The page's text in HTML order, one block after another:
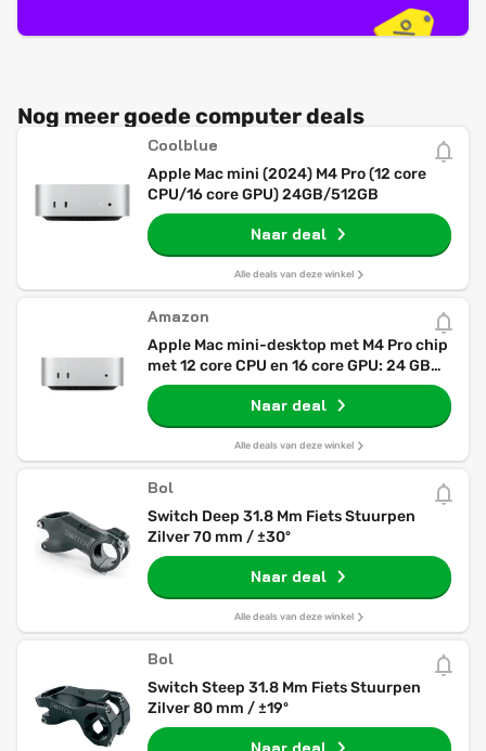
Nog meer goede computer deals
Coolblue
Apple Mac mini (2024) M4 Pro (12 core
CPU/16 core GPU) 24GB/512GB
Naar deal
Alle deals van deze winkel
Amazon
Apple Mac mini-desktop met M4 Pro chip
met 12 core CPU en 16 core GPU: 24 GB
centraal geheugen, 512 GB SSD-opslag,
Gigabit Ethernet. Werkt met iPhone/iPad
Naar deal
Alle deals van deze winkel
Bol
Switch Deep 31.8 Mm Fiets Stuurpen
Zilver 70 mm / ±30º
Naar deal
Alle deals van deze winkel
Bol
Switch Steep 31.8 Mm Fiets Stuurpen
Zilver 80 mm / ±19º